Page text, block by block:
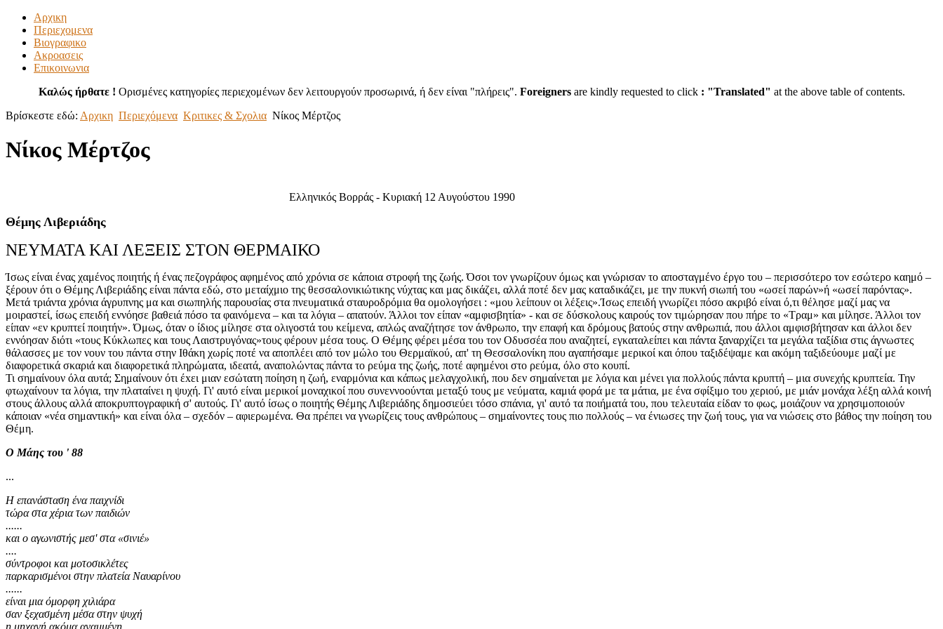
Αρχικη
Περιεχομενα
Βιογραφικο
Ακροασεις
Επικοινωνια
Καλώς ήρθατε ! Ορισμένες κατηγορίες περιεχομένων δεν λειτουργούν προσωρινά, ή δεν είναι "πλήρεις". Foreigners are kindly requested to click : "Translated" at the above table of contents.
Βρίσκεστε εδώ: Αρχικη Περιεχόμενα Κριτικες & Σχολια Νίκος Μέρτζος
Νίκος Μέρτζος
Ελληνικός Βορράς - Κυριακή 12 Αυγούστου 1990
Θέμης Λιβεριάδης
ΝΕΥΜΑΤΑ ΚΑΙ ΛΕΞΕΙΣ ΣΤΟΝ ΘΕΡΜΑΙΚΟ
Ίσως είναι ένας χαμένος ποιητής ή ένας πεζογράφος αφημένος από χρόνια σε κάποια στροφή της ζωής. Όσοι τον γνωρίζουν όμως και γνώρισαν το αποσταγμένο έργο του – περισσότερο τον εσώτερο καημό –
ξέρουν ότι ο Θέμης Λιβεριάδης είναι πάντα εδώ, στο μεταίχμιο της θεσσαλονικιώτικης νύχτας και μας δικάζει, αλλά ποτέ δεν μας καταδικάζει, με την πυκνή σιωπή του «ωσεί παρών»ή «ωσεί παρόντας».
Μετά τριάντα χρόνια άγρυπνης μα και σιωπηλής παρουσίας στα πνευματικά σταυροδρόμια θα ομολογήσει : «μου λείπουν οι λέξεις».Ίσως επειδή γνωρίζει πόσο ακριβό είναι ό,τι θέλησε μαζί μας να
μοιραστεί, ίσως επειδή εννόησε βαθειά πόσο τα φαινόμενα – και τα λόγια – απατούν. Άλλοι τον είπαν «αμφισβητία» - και σε δύσκολους καιρούς τον τιμώρησαν που πήρε το «Τραμ» και μίλησε. Άλλοι τον
είπαν «εν κρυπτεί ποιητήν». Όμως, όταν ο ίδιος μίλησε στα ολιγοστά του κείμενα, απλώς αναζήτησε τον άνθρωπο, την επαφή και δρόμους βατούς στην ανθρωπιά, που άλλοι αμφισβήτησαν και άλλοι δεν
εννόησαν διότι «τους Κύκλωπες και τους Λαιστρυγόνας»τους φέρουν μέσα τους. Ο Θέμης φέρει μέσα του τον Οδυσσέα που αναζητεί, εγκαταλείπει και πάντα ξαναρχίζει τα μεγάλα ταξίδια στις άγνωστες
θάλασσες με τον νουν του πάντα στην Ιθάκη χωρίς ποτέ να αποπλέει από τον μώλο του Θερμαϊκού, απ' τη Θεσσαλονίκη που αγαπήσαμε μερικοί και όπου ταξιδέψαμε και ακόμη ταξιδεύουμε μαζί με
διαφορετικά σκαριά και διαφορετικά πληρώματα, ιδεατά, αναπολώντας πάντα το ρεύμα της ζωής, ποτέ αφημένοι στο ρεύμα, όλο στο κουπί.
Τι σημαίνουν όλα αυτά; Σημαίνουν ότι έxει μιαν εσώτατη ποίηση η ζωή, εναρμόνια και κάπως μελαγχολική, που δεν σημαίνεται με λόγια και μένει για πολλούς πάντα κρυπτή – μια συνεχής κρυπτεία. Την
φτωχαίνουν τα λόγια, την πλαταίνει η ψυχή. Γι' αυτό είναι μερικοί μοναχικοί που συνεννοούνται μεταξύ τους με νεύματα, καμιά φορά με τα μάτια, με ένα σφίξιμο του χεριού, με μιάν μονάχα λέξη αλλά κοινή
στους άλλους αλλά αποκρυπτογραφική σ' αυτούς. Γι' αυτό ίσως ο ποιητής Θέμης Λιβεριάδης δημοσιεύει τόσο σπάνια, γι' αυτό τα ποιήματά του, που τελευταία είδαν το φως, μοιάζουν να χρησιμοποιούν
κάποιαν «νέα σημαντική» και είναι όλα – σχεδόν – αφιερωμένα. Θα πρέπει να γνωρίζεις τους ανθρώπους – σημαίνοντες τους πιο πολλούς – να ένιωσες την ζωή τους, για να νιώσεις στο βάθος την ποίηση του
Θέμη.
Ο Μάης του ' 88
...
Η επανάσταση ένα παιχνίδι
τώρα στα χέρια των παιδιών
......
και ο αγωνιστής μεσ' στα «σινιέ»
....
σύντροφοι και μοτοσικλέτες
παρκαρισμένοι στην πλατεία Ναυαρίνου
......
είναι μια όμορφη χιλιάρα
σαν ξεχασμένη μέσα στην ψυχή
η μηχανή ακόμα αναμμένη